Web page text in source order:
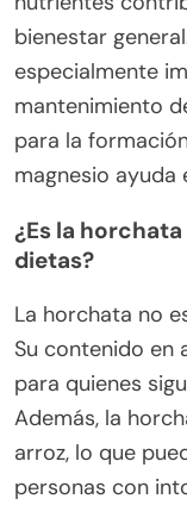
bienestar
especialmente
mantenimiento
para la
magnesio ayuda
¿Es la
dietas?
La horchata no
Su contenido en
para quienes
Además, la
arroz, lo que
personas con